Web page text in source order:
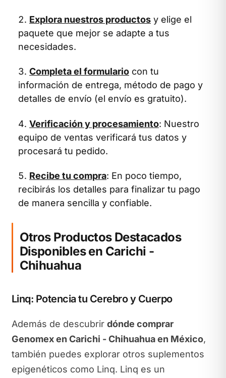
Explora nuestros productos y elige el
paquete que mejor se adapte a tus
necesidades.
Completa el formulario con tu
información de entrega, método de pago y
detalles de envío (el envío es gratuito).
Verificación y procesamiento: Nuestro
equipo de ventas verificará tus datos y
procesará tu pedido.
Recibe tu compra: En poco tiempo,
recibirás los detalles para finalizar tu pago
de manera sencilla y confiable.
Otros Productos Destacados
Disponibles en Carichi -
Chihuahua
Linq: Potencia tu Cerebro y Cuerpo
Además de descubrir dónde comprar
Genomex en Carichi - Chihuahua en México,
también puedes explorar otros suplementos
epigenéticos como Linq. Linq es un